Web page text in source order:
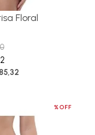
Floral
%OFF